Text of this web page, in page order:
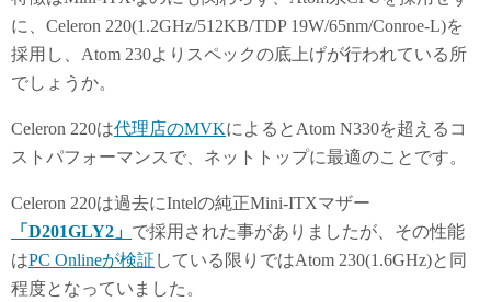
に、Celeron 220(1.2GHz/512KB/TDP 19W/65nm/Conroe-L)を
採用し、Atom 230よりスペックの底上げが行われている所
でしょうか。
Celeron 220は代理店のMVKによるとAtom N330を超えるコ
ストパフォーマンスで、ネットトップに最適のことです。
Celeron 220は過去にIntelの純正Mini-ITXマザー
「D201GLY2」 で採用された事がありましたが、その性能
はPC Onlineが検証 している限りではAtom 230(1.6GHz)と同
程度となっていました。